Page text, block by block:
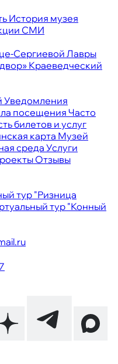
История музея
СМИ
Сергиевой Лавры
Краеведческий
Уведомления
посещенияЧасто
билетов и услуг
карта Музей
средаУслуги
Отзывы
тур "Ризница
тур "Конный